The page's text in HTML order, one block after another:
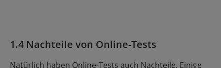
1.4 Nachteile von Online-Tests
Natürlich haben Online-Tests auch Nachteile. Einige